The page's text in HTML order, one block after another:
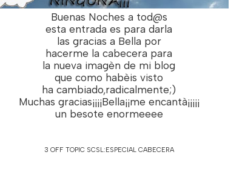
Buenas Noches a tod@s
esta entrada es para darla
las gracias a Bella por
hacerme la cabecera para
la nueva imagèn de mi blog
que como habèis visto
ha cambiado,radicalmente;)
Muchas gracias¡¡¡¡Bella¡¡me encantà¡¡¡¡¡
un besote enormeeee
3 OFF TOPIC SCSL:ESPECIAL CABECERA